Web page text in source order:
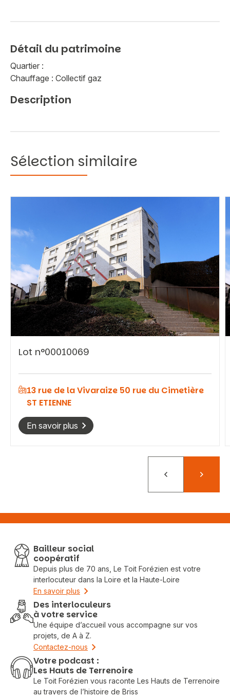
Vous recherchez&nbsp;:
Rechercher
Détail du patrimoine
Quartier :
Chauffage : Collectif gaz
Description
Sélection similaire
Lot n°00010069
13 rue de la Vivaraize 50 rue du Cimetière
ST ETIENNE
En savoir plus
PrécédentSuivant
Bailleur social
coopératif
Depuis plus de 70 ans, Le Toit Forézien est votre
interlocuteur dans la Loire et la Haute-Loire
En savoir plus
Des interloculeurs
à votre service
Une équipe d’accueil vous accompagne sur vos
projets, de A à Z.
Contactez-nous
Votre podcast :
Les Hauts de Terrenoire
Le Toit Forézien vous raconte Les Hauts de Terrenoire
au travers de l’histoire de Briss